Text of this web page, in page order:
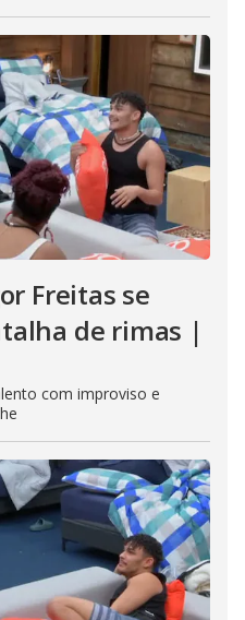
Freitas se
de rimas |
com improviso e